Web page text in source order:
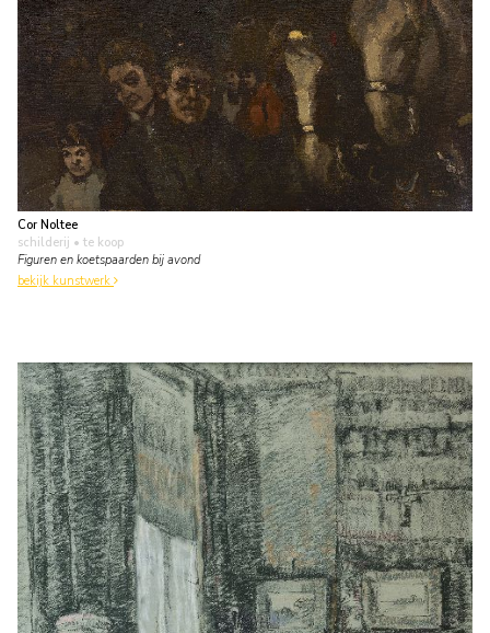
Cor Noltee
schilderij • te koop
Figuren en koetspaarden bij avond
bekijk kunstwerk